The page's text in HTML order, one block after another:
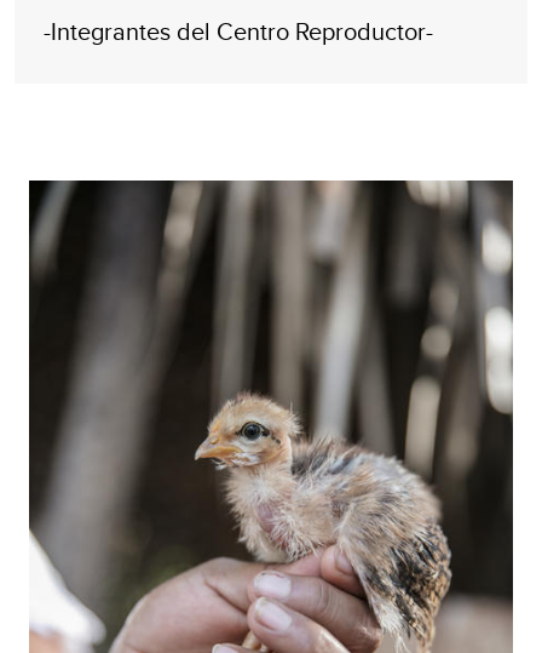
-Integrantes del Centro Reproductor-